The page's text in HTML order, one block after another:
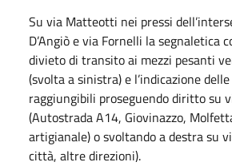
Su via Matteotti nei pressi
D’Angiò e via Fornelli la segnaletica
divieto di transito ai mezzi pesanti
(svolta a sinistra) e l’indicazione
raggiungibili proseguendo diritto su
(Autostrada A14, Giovinazzo,
artigianale) o svoltando a destra su
città, altre direzioni).